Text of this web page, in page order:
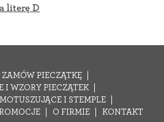
literę D
ZAMÓW PIECZĄTKĘ
I WZORY PIECZĄTEK
I STEMPLE
O FIRMIE KONTAKT